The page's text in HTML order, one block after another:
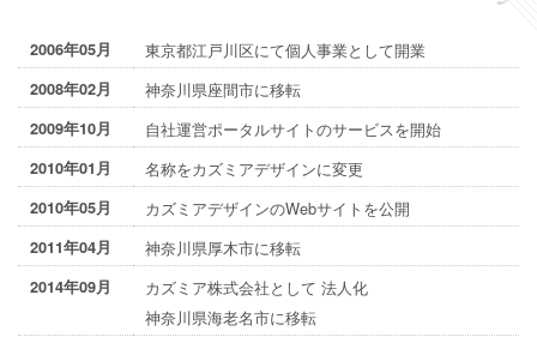
2006年05月 東京都江戸川区にて個人事業として開業
2008年02月 神奈川県座間市に移転
2009年10月 自社運営ポータルサイトのサービスを開始
2010年01月 名称をカズミアデザインに変更
2010年05月 カズミアデザインのWebサイトを公開
2011年04月 神奈川県厚木市に移転
2014年09月
カズミア株式会社として 法人化
神奈川県海老名市に移転